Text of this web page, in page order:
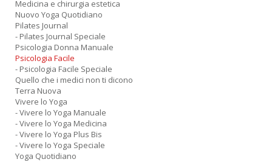
Medicina e chirurgia estetica
Nuovo Yoga Quotidiano
Pilates Journal
- Pilates Journal Speciale
Psicologia Donna Manuale
Psicologia Facile
- Psicologia Facile Speciale
Quello che i medici non ti dicono
Terra Nuova
Vivere lo Yoga
- Vivere lo Yoga Manuale
- Vivere lo Yoga Medicina
- Vivere lo Yoga Plus Bis
- Vivere lo Yoga Speciale
Yoga Quotidiano